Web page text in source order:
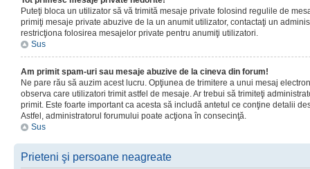
Puteţi bloca un utilizator să vă trimită mesaje private folosind regulile de
primiţi mesaje private abuzive de la un anumit utilizator, contactaţi un
restricţiona folosirea mesajelor private pentru anumiţi utilizatori.
Sus
Am primit spam-uri sau mesaje abuzive de la cineva din forum!
Ne pare rău să auzim acest lucru. Opţiunea de trimitere a unui mesaj
observa care utilizatori trimit astfel de mesaje. Ar trebui să trimiteţi
primit. Este foarte important ca acesta să includă antetul ce conţine detalii
Astfel, administratorul forumului poate acţiona în consecinţă.
Sus
Prieteni şi persoane neagreate